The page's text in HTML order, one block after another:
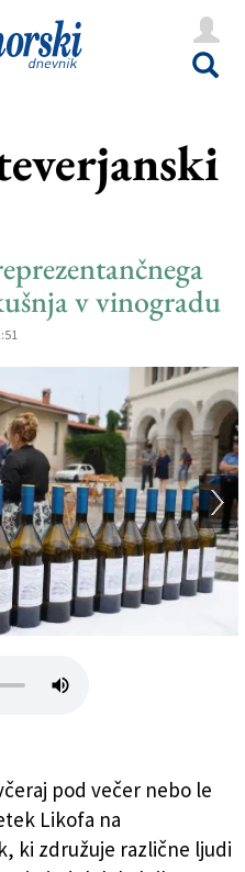
v vinogradu
(BUMBACA)
pod večer nebo le
Likofa na
ki združuje različne ljudi